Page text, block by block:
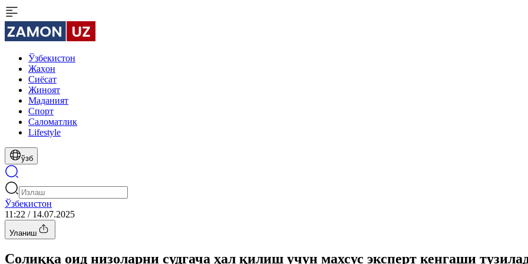
Ўзбекистон
Жаҳон
Сиёсат
Жиноят
Маданият
Спорт
Cаломатлик
Lifestyle
ўзб
Ўзбекистон
11:22 / 14.07.2025
Уланиш
Солиққа оид низоларни судгача ҳал қилиш учун махсус эксперт кенгаши